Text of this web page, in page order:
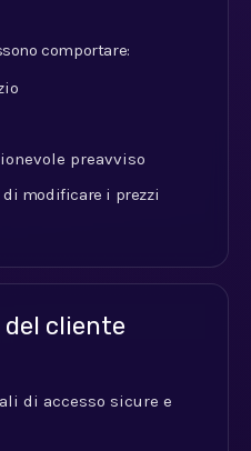
comportare:
preavviso
modificare i prezzi
del cliente
di accesso sicure e